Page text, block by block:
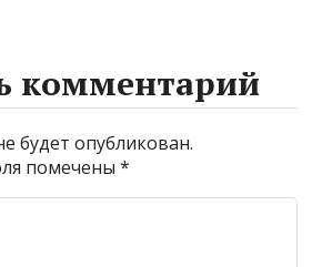
комментарий
будет опубликован.
помечены*